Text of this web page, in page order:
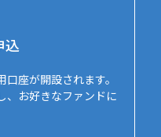
込
座が開設されます。
、お好きなファンドに